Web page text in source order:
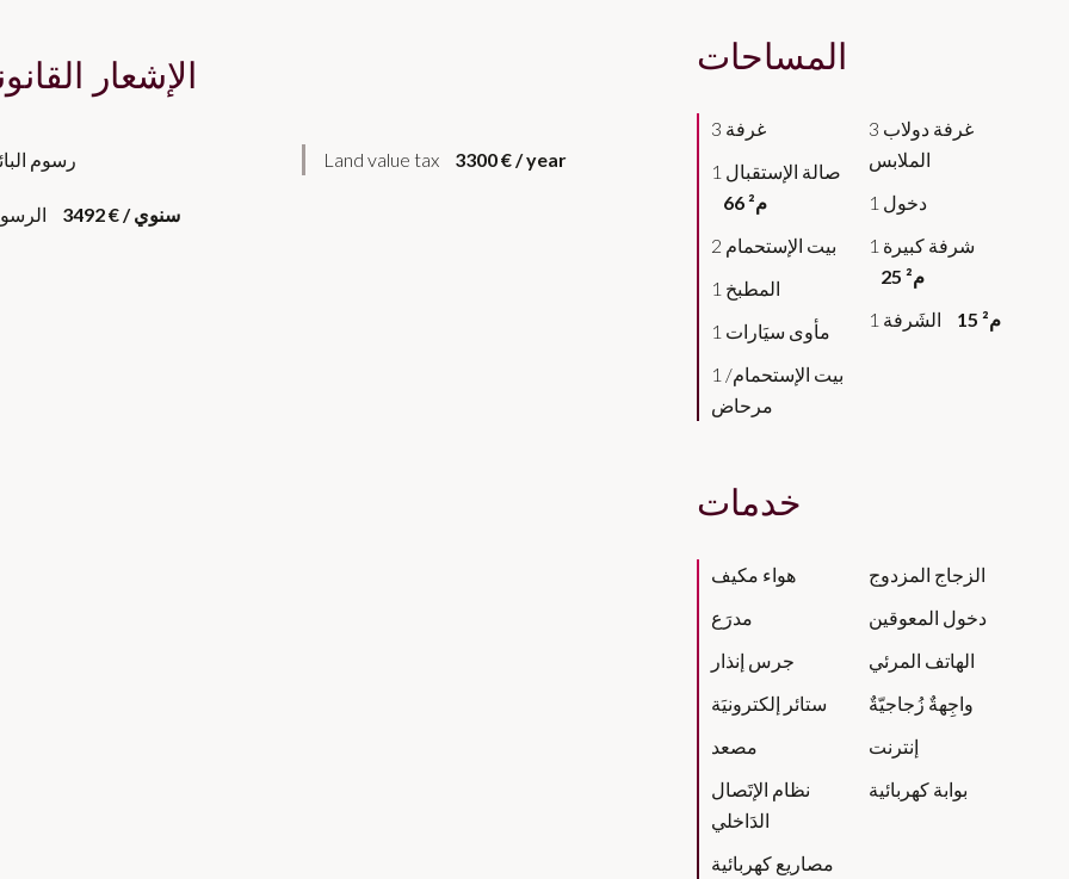
المساحات
3 غرفة
66 م²
2 بيت الإستحمام
1 المطبخ
1 مأوى سيَارات
1 بيت الإستحمام/
مرحاض
3 غرفة دولاب
الملابس
1 دخول
25 م²
15 م²
خدمات
هواء مكيف
مدرَع
جرس إنذار
ستائر إلكترونيَة
مصعد
نظام الإتَصال
الدَاخلي
مصاريع كهربائية
الزجاج المزدوج
دخول المعوقين
الهاتف المرئي
واجِهةٌ زُجاجيّةٌ
إنترنت
بوابة كهربائية
الإشعار
رسوم Land value tax 3300 € / year
3492 € / سنوي